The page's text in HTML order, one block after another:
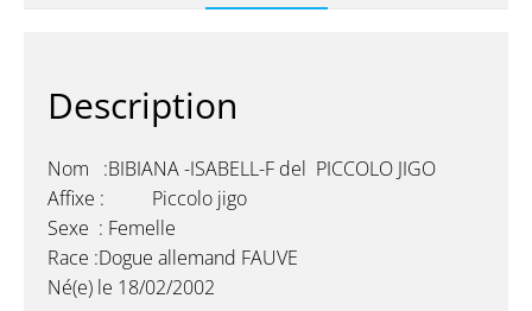
Description
Nom :BIBIANA -ISABELL-F del PICCOLO JIGO
Affixe : Piccolo jigo
Sexe : Femelle
Race :Dogue allemand FAUVE
Né(e) le 18/02/2002